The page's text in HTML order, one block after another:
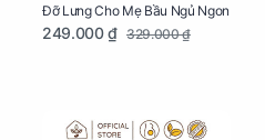
Đỡ Lưng Cho Mẹ Bầu Ngủ Ngon
249.000 ₫ 329.000 ₫